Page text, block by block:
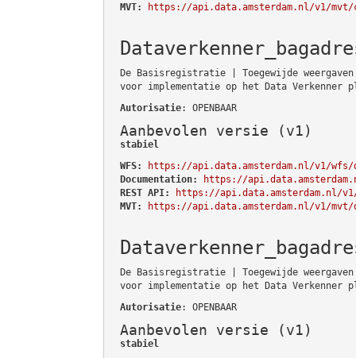
MVT:
https://api.data.amsterdam.nl/v1/mvt/
De Basisregistratie | Toegewijde
voor implementatie op het Data Verkenner
Autorisatie: OPENBAAR
Aanbevolen versie (v1)
stabiel
WFS:
https://api.data.amsterdam.nl/v1/wfs/
Documentation:
https://
REST API:
https://api.data.amsterdam.nl/
MVT:
https://api.data.amsterdam.nl/v1/mvt/
De Basisregistratie | Toegewijde
voor implementatie op het Data Verkenner
Autorisatie: OPENBAAR
Aanbevolen versie (v1)
stabiel